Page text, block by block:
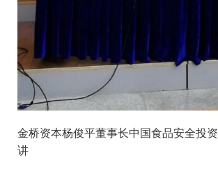
金桥资本杨俊平董事长中国食品安全投
讲